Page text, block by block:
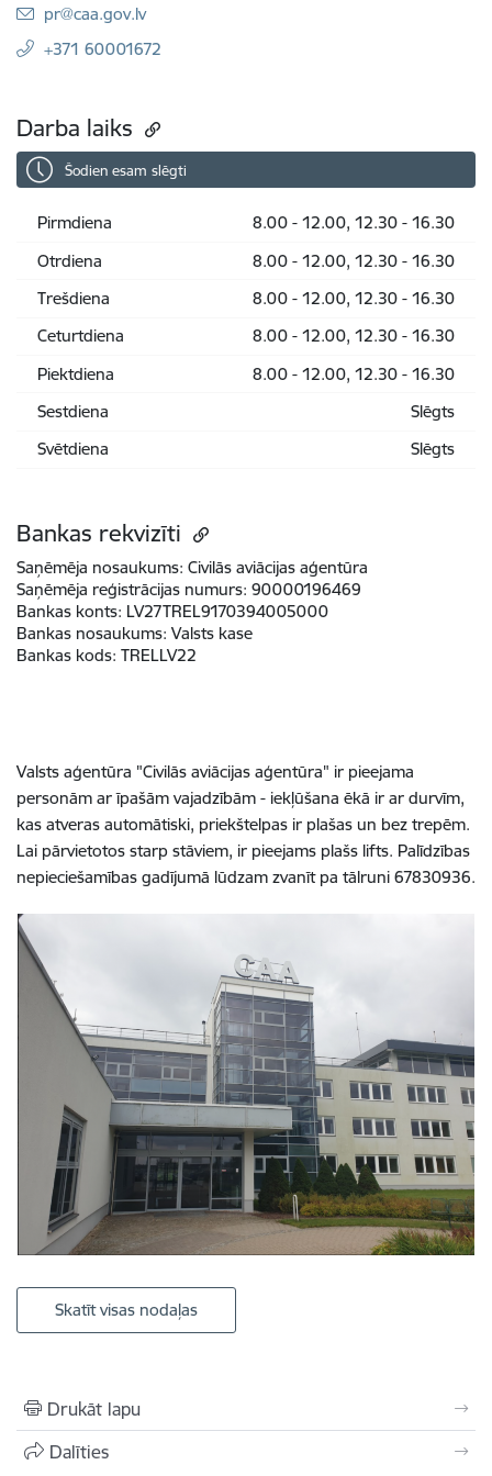
E-pasts:
pr@caa.gov.lv
+371 60001672
Darba laiks
Šodien esam slēgti
Pirmdiena
8.00 - 12.00, 12.30 - 16.30
Otrdiena
8.00 - 12.00, 12.30 - 16.30
Trešdiena
8.00 - 12.00, 12.30 - 16.30
Ceturtdiena
8.00 - 12.00, 12.30 - 16.30
Piektdiena
8.00 - 12.00, 12.30 - 16.30
Sestdiena
Slēgts
Svētdiena
Slēgts
Bankas rekvizīti
Saņēmēja nosaukums: Civilās aviācijas aģentūra
Saņēmēja reģistrācijas numurs: 90000196469
Bankas konts: LV27TREL9170394005000
Bankas nosaukums: Valsts kase
Bankas kods: TRELLV22
Valsts aģentūra "Civilās aviācijas aģentūra" ir pieejama
personām ar īpašām vajadzībām - iekļūšana ēkā ir ar durvīm,
kas atveras automātiski, priekštelpas ir plašas un bez trepēm.
Lai pārvietotos starp stāviem, ir pieejams plašs lifts. Palīdzības
nepieciešamības gadījumā lūdzam zvanīt pa tālruni 67830936.
Skatīt visas nodaļas
Drukāt lapu
Dalīties